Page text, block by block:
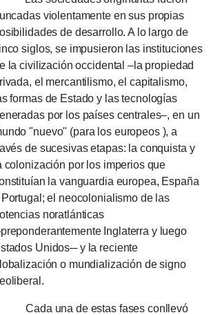
violentamente en sus propias
de desarrollo.A lo largo de
siglos, se impusieron las instituciones
la civilización occidental –la propiedad
el mercantilismo, el capitalismo,
formas de Estado y las tecnologías
por los países centrales–, en un
"nuevo" (para los europeos ), a
de sucesivas etapas: la conquista y
colonización por los imperios que
la vanguardia europea, España
Portugal;el neocolonialismo de las
noratlánticas
Inglaterra y luego
Unidos─ y la reciente
o mundialización de signo
Cada una de estas fases conllevó